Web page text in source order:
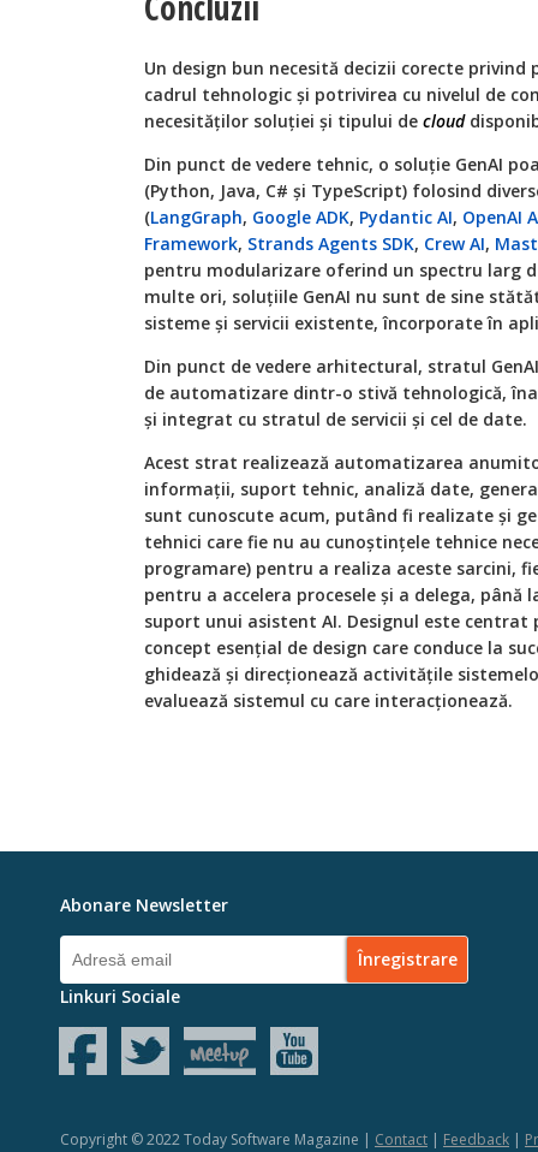
Un design bun necesită decizii corecte
cadrul tehnologic și potrivirea cu nivelul de
necesităților soluției și tipului de cloud
Din punct de vedere tehnic, o soluție GenAI
(Python, Java, C# și TypeScript) folosind
(LangGraph, Google ADK, Pydantic AI, OpenAI
Framework, Strands Agents SDK, Crew AI,
pentru modularizare oferind un spectru larg
multe ori, soluțiile GenAI nu sunt de sine
sisteme și servicii existente, încorporate în
Din punct de vedere arhitectural, stratul
de automatizare dintr-o stivă tehnologică,
și integrat cu stratul de servicii și cel de date.
Acest strat realizează automatizarea
informații, suport tehnic, analiză date,
sunt cunoscute acum, putând fi realizate și
tehnici care fie nu au cunoștințele tehnice
programare) pentru a realiza aceste sarcini,
pentru a accelera procesele și a delega, până
suport unui asistent AI. Designul este
concept esențial de design care conduce la
ghidează și direcționează activitățile
evaluează sistemul cu care interacționează.
Abonare Newsletter
Linkuri Sociale
Copyright © 2022 Today Software Magazine | Contact | Feedback |